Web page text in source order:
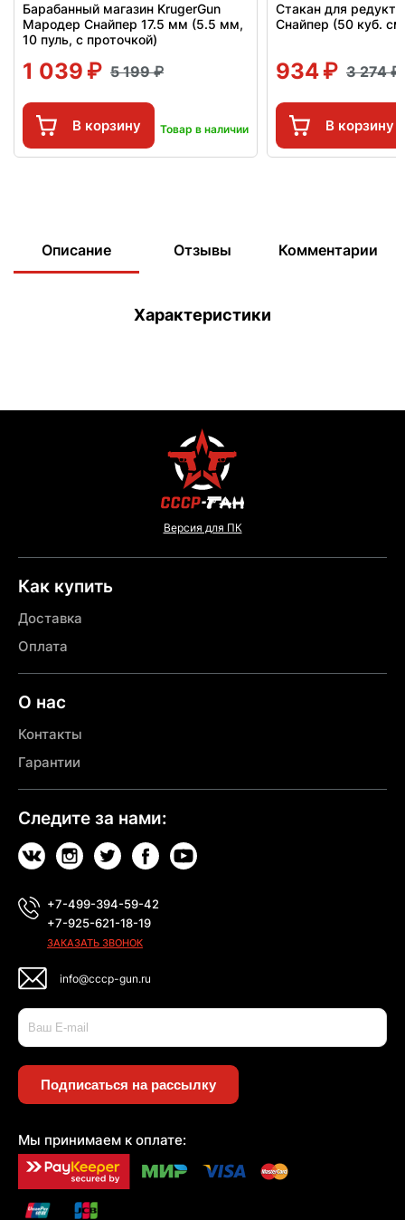
Барабанный магазин KrugerGun
Мародер Снайпер 17.5 мм (5.5 мм,
10 пуль, с проточкой)
1 039 5 199
В корзину Товар в наличии
Стакан для
Снайпер (50 куб.
934 3 274
В корзину
Описание Отзывы Комментарии
Характеристики
Версия для ПК
Как купить
Доставка
Оплата
О нас
Контакты
Гарантии
Следите за нами:
+7-499-394-59-42
+7-925-621-18-19
ЗАКАЗАТЬ ЗВОНОК
info@cccp-gun.ru
Подписаться на рассылку
Мы принимаем к оплате: